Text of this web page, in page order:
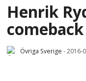
Henrik
Övriga Sverige -2016-